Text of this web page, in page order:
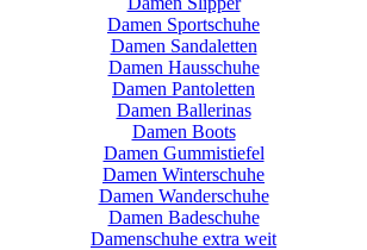
Damen Sportschuhe
Damen Sandaletten
Damen Hausschuhe
Damen Pantoletten
Damen Ballerinas
Damen Boots
Damen Gummistiefel
Damen Winterschuhe
Damen Wanderschuhe
Damen Badeschuhe
Damenschuhe extra weit